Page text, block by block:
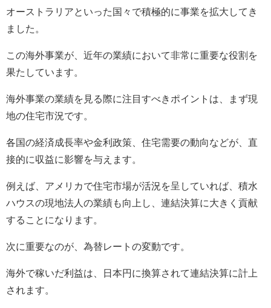
オーストラリアといった国々で積極的に事業を拡大してき
ました。
この海外事業が、近年の業績において非常に重要な役割を
果たしています。
海外事業の業績を見る際に注目すべきポイントは、まず現
地の住宅市況です。
各国の経済成長率や金利政策、住宅需要の動向などが、直
接的に収益に影響を与えます。
例えば、アメリカで住宅市場が活況を呈していれば、積水
ハウスの現地法人の業績も向上し、連結決算に大きく貢献
することになります。
次に重要なのが、為替レートの変動です。
海外で稼いだ利益は、日本円に換算されて連結決算に計上
されます。